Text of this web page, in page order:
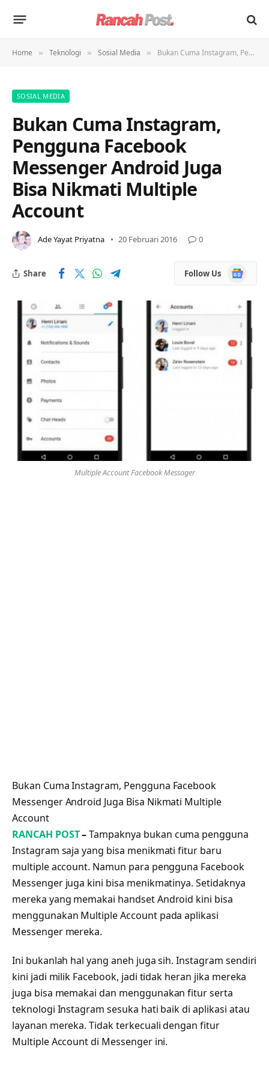
Home » Teknologi » Sosial Media » Bukan Cuma Instagram, Pengguna Facebook Messenger Android Juga Bisa Nikmati Multiple Account
SOSIAL MEDIA
Bukan Cuma Instagram,
Pengguna Facebook
Messenger Android Juga
Bisa Nikmati Multiple
Account
Ade Yayat Priyatna 20 Februari 2016 0
Share Follow Us
Google
News
Multiple Account Facebook Messager
Bukan Cuma Instagram, Pengguna Facebook
Messenger Android Juga Bisa Nikmati Multiple
Account
RANCAH POST–Tampaknya bukan cuma pengguna
Instagram saja yang bisa menikmati fitur baru
multiple account. Namun para pengguna Facebook
Messenger juga kini bisa menikmatinya. Setidaknya
mereka yang memakai handset Android kini bisa
menggunakan Multiple Account pada aplikasi
Messenger mereka.
Ini bukanlah hal yang aneh juga sih. Instagram sendiri
kini jadi milik Facebook, jadi tidak heran jika mereka
juga bisa memakai dan menggunakan fitur serta
teknologi Instagram sesuka hati baik di aplikasi atau
layanan mereka. Tidak terkecuali dengan fitur
Multiple Account di Messenger ini.